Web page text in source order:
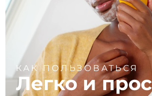
КАК ПОЛЬЗОВАТЬСЯ
Легко и